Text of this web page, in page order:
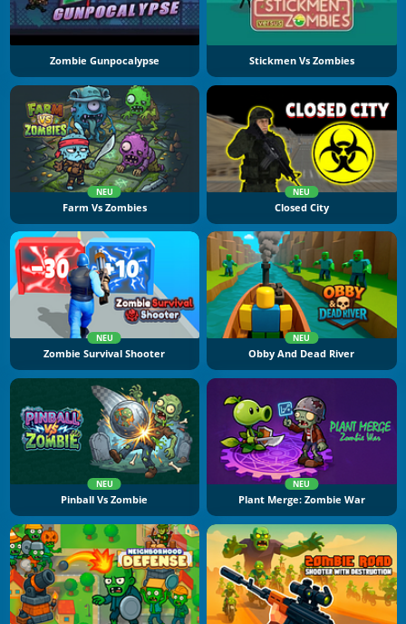
Zombie Gunpocalypse Stickmen Vs Zombies
NEU
Farm Vs Zombies
NEU
Closed City
NEU
Zombie Survival Shooter
NEU
Obby And Dead River
NEU
Pinball Vs Zombie
NEU
Plant Merge: Zombie War